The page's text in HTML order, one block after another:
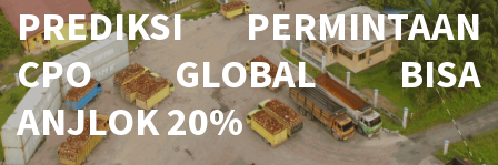
PREDIKSI PERMINTAAN
CPO GLOBAL BISA
ANJLOK 20%